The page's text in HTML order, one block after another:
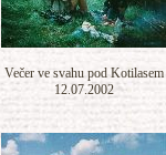
Večer ve svahu pod Kotilasem
12.07.2002